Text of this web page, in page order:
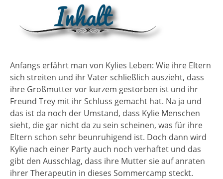
Anfangs erfährt man von Kylies Leben: Wie ihre Eltern
sich streiten und ihr Vater schließlich auszieht, dass
ihre Großmutter vor kurzem gestorben ist und ihr
Freund Trey mit ihr Schluss gemacht hat. Na ja und
das ist da noch der Umstand, dass Kylie Menschen
sieht, die gar nicht da zu sein scheinen, was für ihre
Eltern schon sehr beunruhigend ist. Doch dann wird
Kylie nach einer Party auch noch verhaftet und das
gibt den Ausschlag, dass ihre Mutter sie auf anraten
ihrer Therapeutin in dieses Sommercamp steckt.